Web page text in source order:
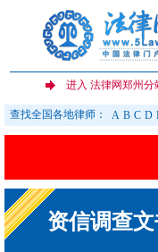
查找全国各地律师： A B C D
资信调查